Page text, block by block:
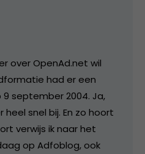
over OpenAd.net wil
had er een
9 september 2004. Ja,
snel bij. En zo hoort
verwijs ik naar het
op Adfoblog, ook